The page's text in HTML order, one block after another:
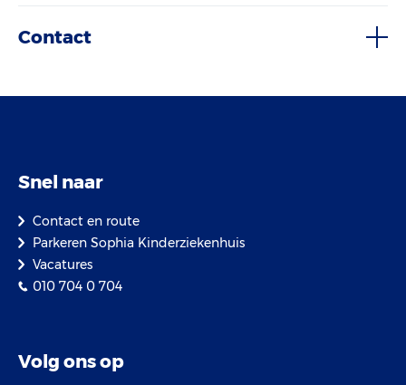
Contact
Snel naar
Contact en route
Parkeren Sophia Kinderziekenhuis
Vacatures
010 704 0 704
Volg ons op